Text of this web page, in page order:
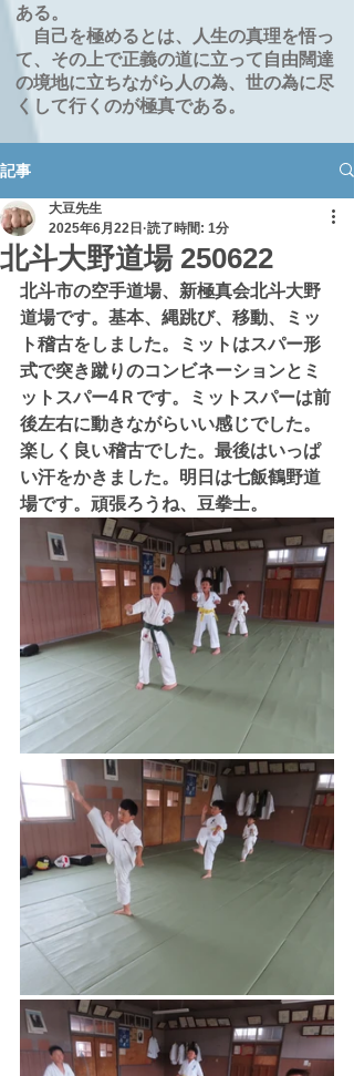
ある。
自己を極めるとは、
人生の真理を悟っ
て、その上で正義の道に立って自由闊達
の境地に立ちながら人の為、世の為に尽
くして行くのが極真である。
記事
北斗大野道場 250622
大豆先生
2025年6月22日 読了時間: 1分
北斗市の空手道場、新極真会北斗大野
道場です。基本、縄跳び、移動、ミッ
ト稽古をしました。ミットはスパー形
式で突き蹴りのコンビネーションとミ
ットスパー4Ｒです。ミットスパーは前
後左右に動きながらいい感じでした。
楽しく良い稽古でした。最後はいっぱ
い汗をかきました。明日は七飯鶴野道
場です。頑張ろうね、豆拳士。